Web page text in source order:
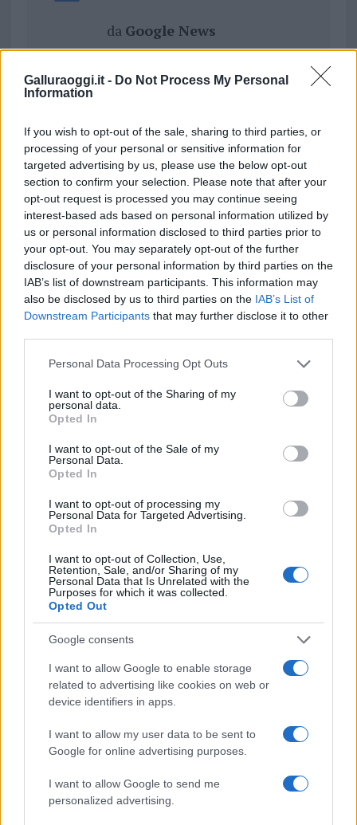
Galluraoggi.it - Do Not Process My Personal
Information
If you wish to opt-out of the sale, sharing to third parties, or
processing of your personal or sensitive information for
targeted advertising by us, please use the below opt-out
section to confirm your selection. Please note that after your
opt-out request is processed you may continue seeing
interest-based ads based on personal information utilized by
us or personal information disclosed to third parties prior to
your opt-out. You may separately opt-out of the further
disclosure of your personal information by third parties on the
IAB’s list of downstream participants. This information may
also be disclosed by us to third parties on the IAB’s List of
Downstream Participants that may further disclose it to other
Please note that this website/app uses one or more Google
not limited to your visit or usage behaviour. You may click to
grant or deny consent to Google and its third-party tags to
use your data for below specified purposes in below Google
consent section.
Personal Data Processing Opt Outs
I want to opt-out of the Sharing of my
personal data.
Opted In
I want to opt-out of the Sale of my
Personal Data.
Opted In
I want to opt-out of processing my
Personal Data for Targeted Advertising.
Opted In
I want to opt-out of Collection, Use,
Retention, Sale, and/or Sharing of my
Personal Data that Is Unrelated with the
Purposes for which it was collected.
Opted Out
Google consents
I want to allow Google to enable storage
related to advertising like cookies on web or
device identifiers in apps.
I want to allow my user data to be sent to
Google for online advertising purposes.
I want to allow Google to send me
personalized advertising.
da Google News
Condividi l'articolo
F
a
ce
b
o
o
k
T
w
it
te
r
Pi
n
te
re
st
W
h
at
s
A
p
p
S
h
a
re
Articolo precedente
Prossimo articolo
NOTIZIE RECENTI
Ristorante distrutto dalle fiamme a La
Maddalena, incendio a Monti d’à rena
Gallura
Michelle Hunziker in Gallura, bella anche dal
vivo: un amico vip svela come fa
Calangianus, dopo le polemiche il centro
accoglienza minori chiude
Olbia, divieto di sosta contro spaccio e degrado:
esplode la protesta
soluzione ideale per la casa e l’ufficio
rinascita della strada che segnò la Gallura